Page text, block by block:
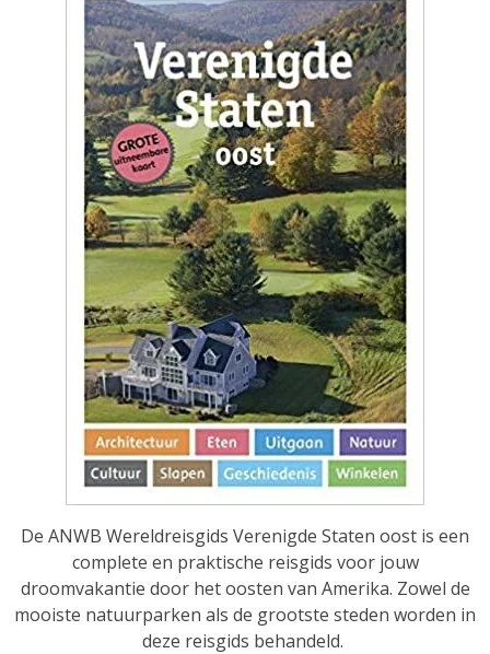
De ANWB Wereldreisgids Verenigde Staten oost is een
complete en praktische reisgids voor jouw
droomvakantie door het oosten van Amerika. Zowel de
mooiste natuurparken als de grootste steden worden in
deze reisgids behandeld.